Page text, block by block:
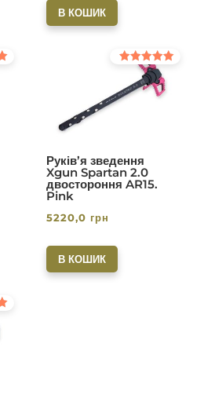
В КОШИК
Руків’я зведення
Xgun Spartan 2.0
двостороння AR15.
Pink
Оцінено в
з 5
5220,0 грн
В КОШИК